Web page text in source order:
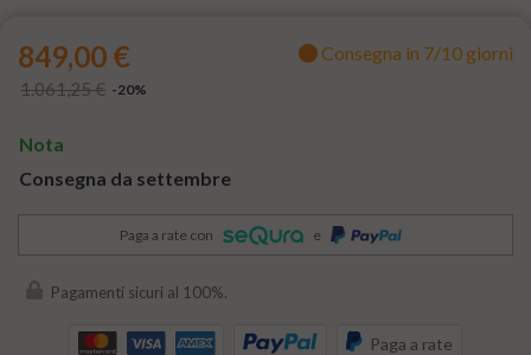
849,00 €
1.061,25 € -20%
Consegna in 7/10 giorni
Nota
Consegna da settembre
Paga a rate con e
Pagamenti sicuri al 100%.
Paga a rate